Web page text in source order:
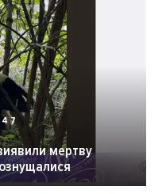
мертву